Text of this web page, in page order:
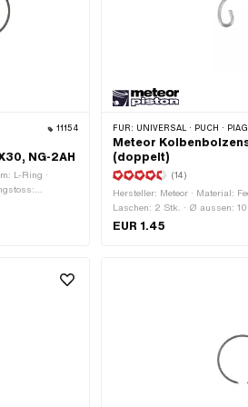
11154
NG-2AH
L-Ring ·
FÜR: UNIVERSAL · PUCH ·
Meteor
(doppelt)
(14)
Hersteller: Meteor · Material:
Laschen: 2 Stk. · Ø aussen:
EUR 1.45